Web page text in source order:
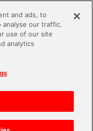
』をレポート
and ads, to
analyse our traffic.
use of our site
analytics